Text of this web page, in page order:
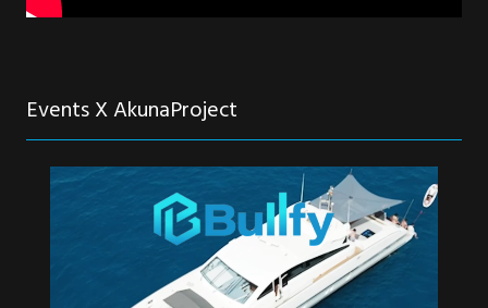
Events X AkunaProject